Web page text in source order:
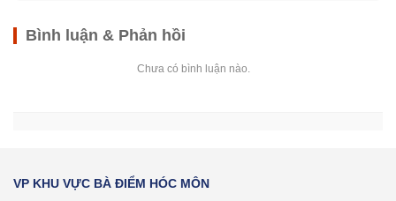
Bình luận & Phản hồi
Chưa có bình luận nào.
VP KHU VỰC BÀ ĐIỂM HÓC MÔN